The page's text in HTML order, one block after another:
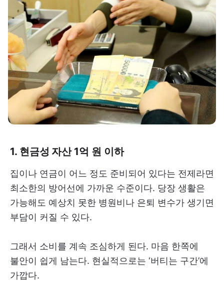
1. 현금성 자산 1억 원 이하
집이나 연금이 어느 정도 준비되어 있다는 전제라면
최소한의 방어선에 가까운 수준이다. 당장 생활은
가능해도 예상치 못한 병원비나 은퇴 변수가 생기면
부담이 커질 수 있다.
그래서 소비를 계속 조심하게 된다. 마음 한쪽에
불안이 쉽게 남는다. 현실적으로는 ‘버티는 구간’에
가깝다.